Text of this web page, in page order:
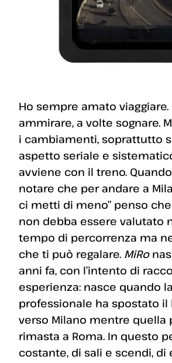
Ho sempre amato viaggiare.
ammirare, a volte sognare.
i cambiamenti, soprattutto
aspetto seriale e
avviene con il treno.
notare che per andare a
ci metti di meno” penso
non debba essere valutato
tempo di percorrenza ma
che ti può regalare. MiRo
anni fa, con l’intento di
esperienza: nasce quando
professionale ha spostato il
verso Milano mentre quella
rimasta a Roma. In questo
costante, di sali e scendi, di